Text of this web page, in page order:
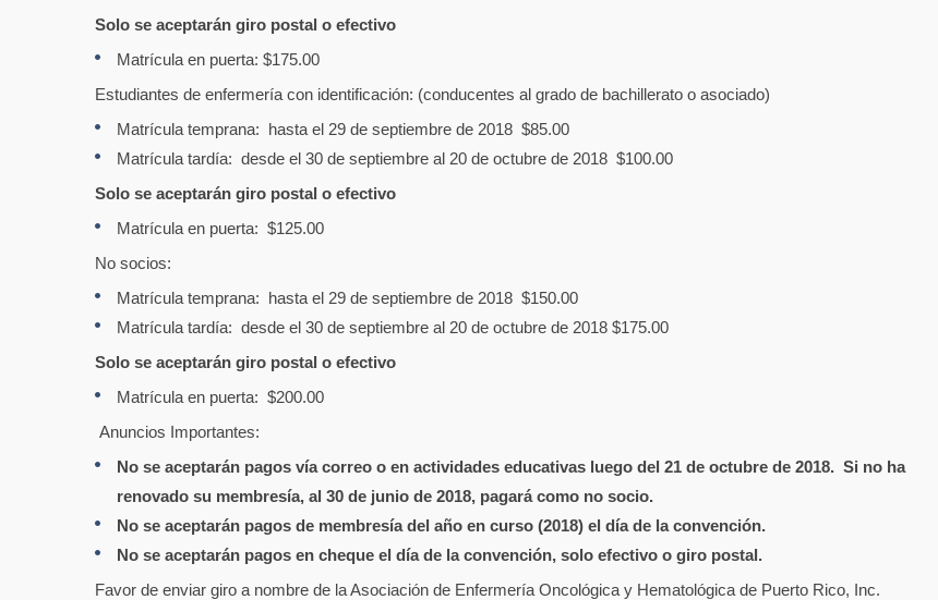
Solo se aceptarán giro postal o efectivo
Matrícula en puerta: $175.00
Estudiantes de enfermería con identificación: (conducentes al grado de bachillerato o asociado)
Matrícula temprana: hasta el 29 de septiembre de 2018 $85.00
Matrícula tardía: desde el 30 de septiembre al 20 de octubre de 2018 $100.00
Solo se aceptarán giro postal o efectivo
Matrícula en puerta: $125.00
No socios:
Matrícula temprana: hasta el 29 de septiembre de 2018 $150.00
Matrícula tardía: desde el 30 de septiembre al 20 de octubre de 2018 $175.00
Solo se aceptarán giro postal o efectivo
Matrícula en puerta: $200.00
Anuncios Importantes:
No se aceptarán pagos vía correo o en actividades educativas luego del 21 de octubre de 2018. Si no ha
renovado su membresía, al 30 de junio de 2018, pagará como no socio.
No se aceptarán pagos de membresía del año en curso (2018) el día de la convención.
No se aceptarán pagos en cheque el día de la convención, solo efectivo o giro postal.
Favor de enviar giro a nombre de la Asociación de Enfermería Oncológica y Hematológica de Puerto Rico, Inc.